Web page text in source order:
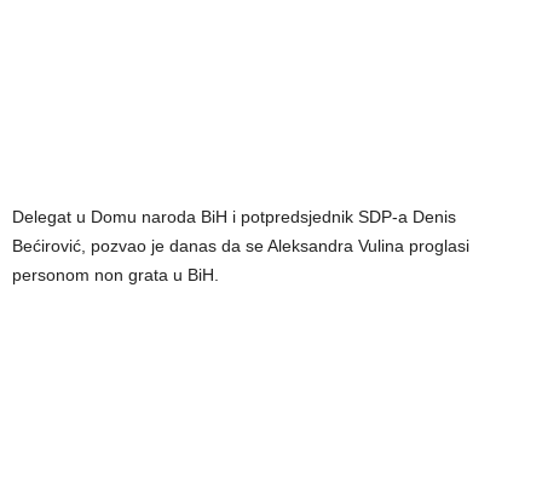
Delegat u Domu naroda BiH i potpredsjednik SDP-a Denis
Bećirović, pozvao je danas da se Aleksandra Vulina proglasi
personom non grata u BiH.